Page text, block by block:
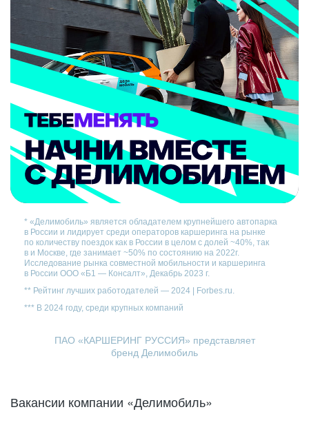
* «Делимобиль» является обладателем крупнейшего автопарка
в России и лидирует среди операторов каршеринга на рынке
по количеству поездок как в России в целом с долей ~40%, так
в и Москве, где занимает ~50% по состоянию на 2022г.
Исследование рынка совместной мобильности и каршеринга
в России ООО «Б1 — Консалт», Декабрь 2023 г.
** Рейтинг лучших работодателей — 2024 | Forbes.ru.
*** В 2024 году, среди крупных компаний
ПАО «КАРШЕРИНГ РУССИЯ» представляет
бренд Делимобиль
Вакансии компании «Делимобиль»